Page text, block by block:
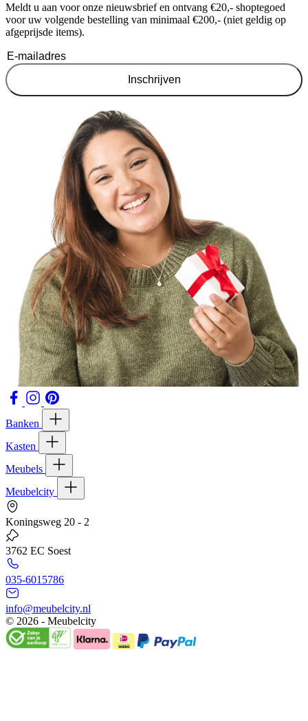
Meldt u aan voor onze nieuwsbrief en ontvang €20,- shoptegoed
voor uw volgende bestelling van minimaal €200,- (niet geldig op
afgeprijsde items).
Inschrijven
Banken
Kasten
Meubels
Meubelcity
Koningsweg 20 - 2
3762 EC Soest
035-6015786
info@meubelcity.nl
© 2026 - Meubelcity